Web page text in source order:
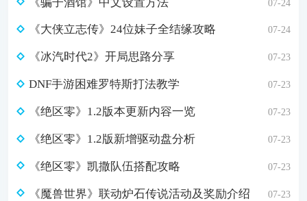
07-24
《大侠立志传》24位妹子全结缘攻略 07-24
《冰汽时代2》开局思路分享 07-23
DNF手游困难罗特斯打法教学 07-23
《绝区零》1.2版本更新内容一览 07-23
《绝区零》1.2版新增驱动盘分析 07-23
《绝区零》凯撒队伍搭配攻略 07-23
《魔兽世界》联动炉石传说活动及奖励介绍 07-23